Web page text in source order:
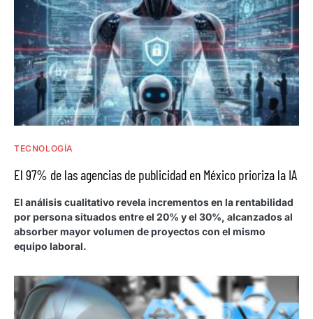
TECNOLOGÍA
El 97% de las agencias de publicidad en México prioriza la IA
El análisis cualitativo revela incrementos en la rentabilidad
por persona situados entre el 20% y el 30%, alcanzados al
absorber mayor volumen de proyectos con el mismo
equipo laboral.